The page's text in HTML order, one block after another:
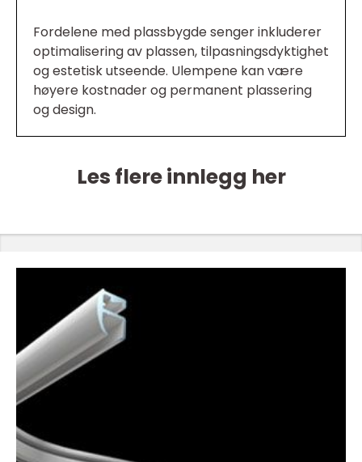
Fordelene med plassbygde senger inkluderer
optimalisering av plassen, tilpasningsdyktighet
og estetisk utseende. Ulempene kan være
høyere kostnader og permanent plassering
og design.
Les flere innlegg her